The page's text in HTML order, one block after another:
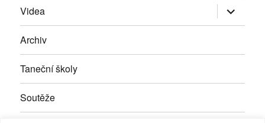
Videa Zobrazit
položky
Archiv
Taneční školy
Soutěže